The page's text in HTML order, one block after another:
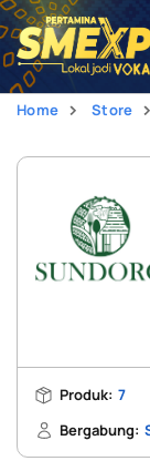
Home Store
Produk: 7
Bergabung: